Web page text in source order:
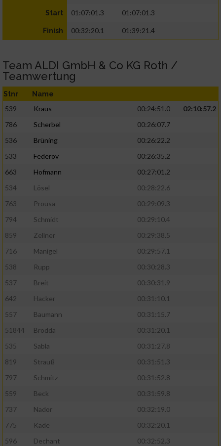
Start 01:07:01.3 01:07:01.3
Finish 00:32:20.1 01:39:21.4
Team ALDI GmbH & Co KG Roth /
Teamwertung
Stnr Name
539 Kraus 00:24:51.0
02:10:57.2
786
Scherbel
00:26:07.7
536
Brüning
00:26:22.2
533
Federov
00:26:35.2
663
Hofmann
00:27:01.2
534
Lösel
00:28:22.6
763
Prousa
00:29:09.3
794
Schmidt
00:29:10.4
859
Zellner
00:29:38.5
716
Manigel
00:29:57.1
538
Rupp
00:30:28.3
537
Breit
00:30:31.9
642
Hacker
00:31:10.1
557
Baumann
00:31:15.7
51844
Brodda
00:31:20.1
535
Sabla
00:31:27.8
819
Strauß
00:31:51.3
797
Schmitz
00:31:52.8
559
Beck
00:31:59.8
737
Nador
00:32:19.0
775
Kade
00:32:20.1
596
Dechant
00:32:52.3